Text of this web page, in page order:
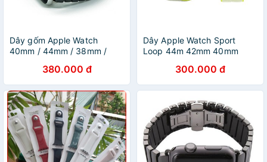
Dây gốm Apple Watch
40mm / 44mm / 38mm /
380.000 đ
Dây Apple Watch Sport
Loop 44m 42mm 40mm
300.000 đ